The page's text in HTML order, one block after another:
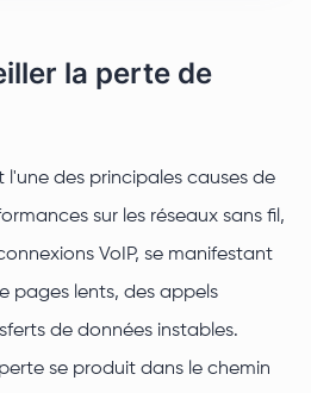
la perte de
des principales causes de
sur les réseaux sans fil,
VoIP, se manifestant
pages lents, des appels
de données instables.
se produit dans le chemin